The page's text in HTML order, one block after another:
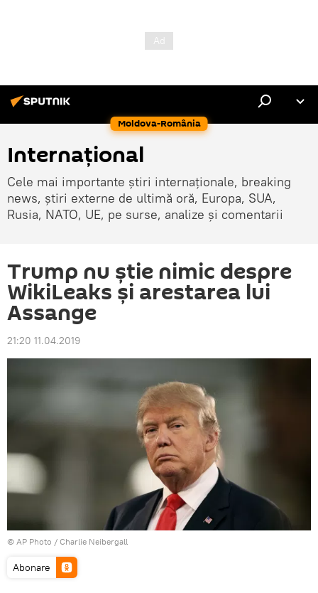
Moldova-România
Internaţional
Cele mai importante știri internaționale, breaking
news, știri externe de ultimă oră, Europa, SUA,
Rusia, NATO, UE, pe surse, analize și comentarii
Trump nu știe nimic despre
WikiLeaks și arestarea lui
Assange
21:20 11.04.2019
© AP Photo / Charlie Neibergall
Abonare